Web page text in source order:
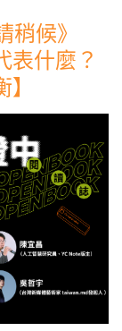
稍候》
表什麼？